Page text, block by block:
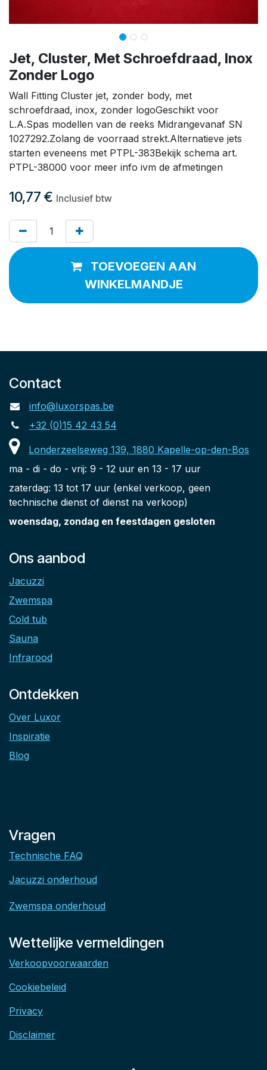
Jet, Cluster, Met Schroefdraad, Inox
Zonder Logo
Wall Fitting Cluster jet, zonder body, met
schroefdraad, inox, zonder logoGeschikt voor
L.A.Spas modellen van de reeks Midrangevanaf SN
1027292.Zolang de voorraad strekt.Alternatieve jets
starten eveneens met PTPL-383Bekijk schema art.
PTPL-38000 voor meer info ivm de afmetingen
10,77 € Inclusief btw
TOEVOEGEN AAN
WINKELMANDJE
Contact
info@luxorspas.be
+32 (0)15 42 43 54
Londerzeelseweg 139, 1880 Kapelle-op-den-Bos
ma - di - do - vrij: 9 - 12 uur en 13 - 17 uur
zaterdag: 13 tot 17 uur (enkel verkoop, geen
technische dienst of dienst na verkoop)
woensdag, zondag en feestdagen gesloten
Ons aanbod
Jacuzzi
Zwemspa
Cold tub
Sauna
Infrarood
Ontdekken
Over Luxor
Inspiratie
Blog
Vragen
Technische FAQ
Jacuzzi onderhoud
Zwemspa onderhoud
Wettelijke vermeldingen
Verkoopvoorwaarden
Cookiebeleid
Privacy
Disclaimer